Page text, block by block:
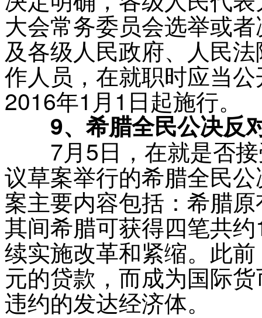
大会常务委员会选举或
及各级人民政府、人民
作人员，在就职时应当
2016年1月1日起施行。
9、希腊全民公决反
7月5日，在就是否接
议草案举行的希腊全民
案主要内容包括：希腊
其间希腊可获得四笔共
续实施改革和紧缩。此
元的贷款，而成为国际
违约的发达经济体。